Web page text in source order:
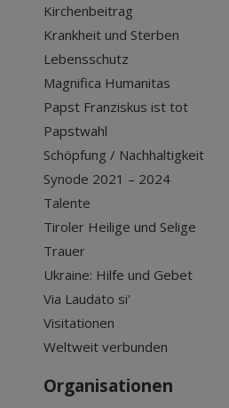
Kirchenbeitrag
Krankheit und Sterben
Lebensschutz
Magnifica Humanitas
Papst Franziskus ist tot
Papstwahl
Schöpfung / Nachhaltigkeit
Synode 2021 – 2024
Talente
Tiroler Heilige und Selige
Trauer
Ukraine: Hilfe und Gebet
Via Laudato si'
Visitationen
Weltweit verbunden
Organisationen